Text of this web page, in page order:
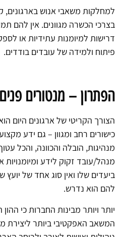
למחלקות משאבי אנוש בארגונים,
בצרכי הכשרה מגוונים. אין להם
דרישות למיומנות עתידיות או
פיתוח ולמידה של עובדים בודדים.
הפתרון – מנטורים פנים
הצורך הקריטי של ארגונים היום
כישורים רחב ומגוון – גם ידע
מנהיגות, הובלה והכוונה, והכל
מנהל/עובד זקוק לידע
ביעדים שלו ואין סוג אחד של יועץ
להם הוא נדרש.
יותר ויותר מבינות החברות כי
המשאב האפקטיבי ביותר ליצירת